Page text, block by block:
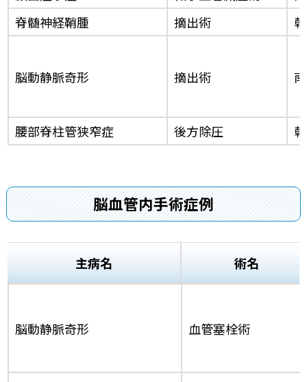
脊髄神経鞘腫
摘出術
脳動静脈奇形 摘出術
腰部脊柱管狭窄症 後方除圧
脳血管内手術症例
主病名 術名
脳動静脈奇形 血管塞栓術